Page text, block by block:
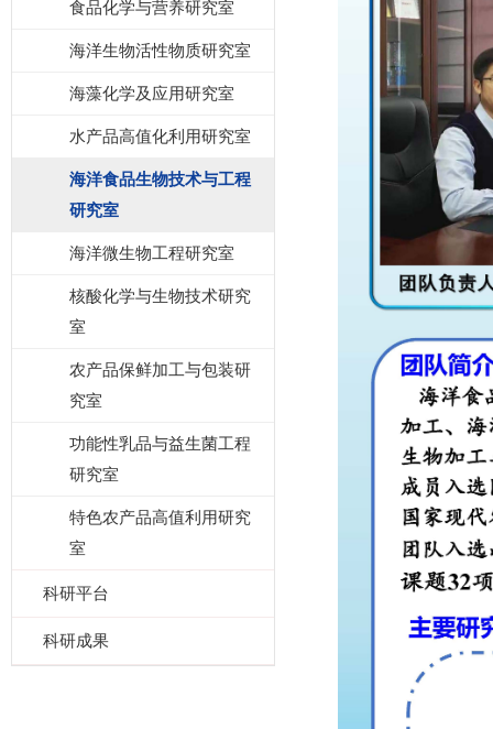
食品化学与营养研究室
海洋生物活性物质研究室
海藻化学及应用研究室
水产品高值化利用研究室
海洋食品生物技术与工程
研究室
海洋微生物工程研究室
核酸化学与生物技术研究
室
农产品保鲜加工与包装研
究室
功能性乳品与益生菌工程
研究室
特色农产品高值利用研究
室
科研平台
科研成果